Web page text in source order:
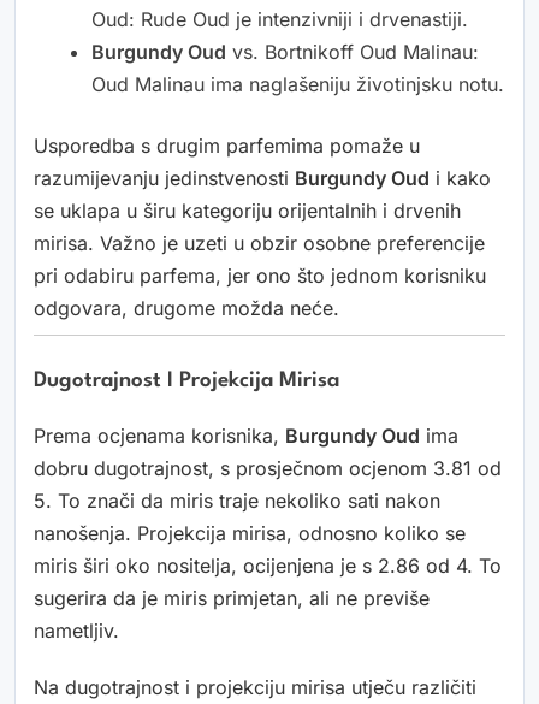
Oud: Rude Oud je intenzivniji i drvenastiji.
Burgundy Oud vs. Bortnikoff Oud Malinau:
Oud Malinau ima naglašeniju životinjsku notu.
Usporedba s drugim parfemima pomaže u
razumijevanju jedinstvenosti Burgundy Oud i kako
se uklapa u širu kategoriju orijentalnih i drvenih
mirisa. Važno je uzeti u obzir osobne preferencije
pri odabiru parfema, jer ono što jednom korisniku
odgovara, drugome možda neće.
Dugotrajnost I Projekcija Mirisa
Prema ocjenama korisnika, Burgundy Oud ima
dobru dugotrajnost, s prosječnom ocjenom 3.81 od
5. To znači da miris traje nekoliko sati nakon
nanošenja. Projekcija mirisa, odnosno koliko se
miris širi oko nositelja, ocijenjena je s 2.86 od 4. To
sugerira da je miris primjetan, ali ne previše
nametljiv.
Na dugotrajnost i projekciju mirisa utječu različiti